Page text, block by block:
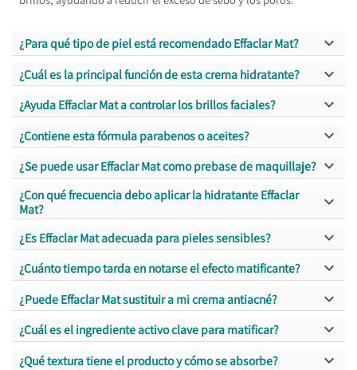
¿Para qué tipo de piel está recomendado Effaclar Mat? 
¿Cuál es la principal función de esta crema hidratante? 
¿Ayuda Effaclar Mat a controlar los brillos faciales? 
¿Contiene esta fórmula parabenos o aceites? 
¿Se puede usar Effaclar Mat como prebase de maquillaje? 
¿Con qué frecuencia debo aplicar la hidratante Effaclar
Mat?

¿Es Effaclar Mat adecuada para pieles sensibles? 
¿Cuánto tiempo tarda en notarse el efecto matificante? 
¿Puede Effaclar Mat sustituir a mi crema antiacné? 
¿Cuál es el ingrediente activo clave para matificar? 
¿Qué textura tiene el producto y cómo se absorbe? 